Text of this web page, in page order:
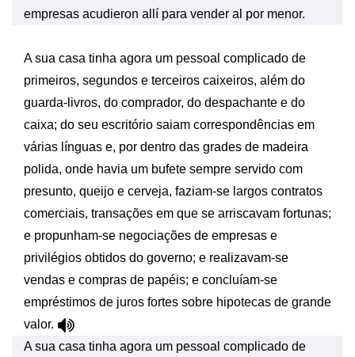
empresas acudieron allí para vender al por menor.
A sua casa tinha agora um pessoal complicado de
primeiros, segundos e terceiros caixeiros, além do
guarda-livros, do comprador, do despachante e do
caixa; do seu escritório saiam correspondências em
várias línguas e, por dentro das grades de madeira
polida, onde havia um bufete sempre servido com
presunto, queijo e cerveja, faziam-se largos contratos
comerciais, transações em que se arriscavam fortunas;
e propunham-se negociações de empresas e
privilégios obtidos do governo; e realizavam-se
vendas e compras de papéis; e concluíam-se
empréstimos de juros fortes sobre hipotecas de grande
valor.
A sua casa tinha agora um pessoal complicado de